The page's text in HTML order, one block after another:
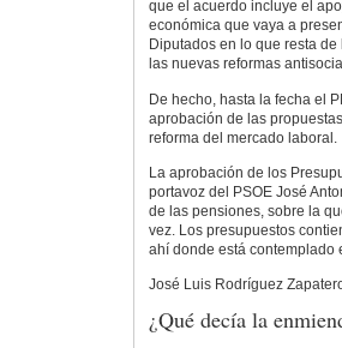
que el acuerdo incluye el
económica que vaya a
Diputados en lo que resta
las nuevas reformas
De hecho, hasta la fecha el
aprobación de las
reforma del mercado laboral.
La aprobación de los
portavoz del PSOE José
de las pensiones, sobre la
vez. Los presupuestos
ahí donde está contemplado
José Luis Rodríguez
¿Qué decía la